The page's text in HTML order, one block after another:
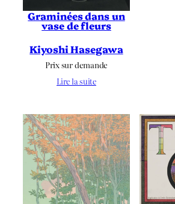
Graminées dans un
vase de fleurs
Kiyoshi Hasegawa
Prix sur demande
Lire la suite